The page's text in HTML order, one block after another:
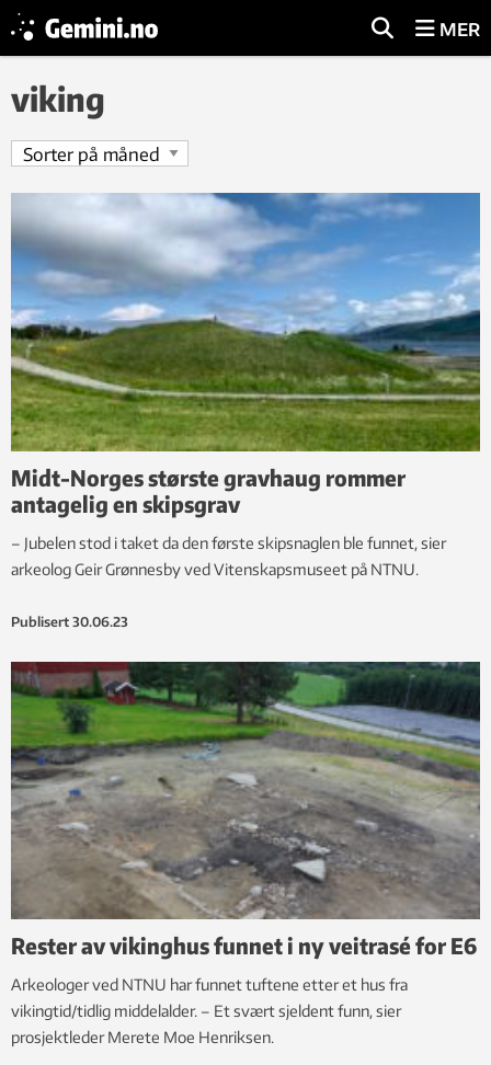
MER
viking
Midt-Norges største gravhaug rommer
antagelig en skipsgrav
– Jubelen stod i taket da den første skipsnaglen ble funnet, sier
arkeolog Geir Grønnesby ved Vitenskapsmuseet på NTNU.
Publisert 30.06.23
Rester av vikinghus funnet i ny veitrasé for E6
Arkeologer ved NTNU har funnet tuftene etter et hus fra
vikingtid/tidlig middelalder. – Et svært sjeldent funn, sier
prosjektleder Merete Moe Henriksen.